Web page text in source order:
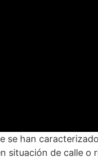
se han
situación de calle o